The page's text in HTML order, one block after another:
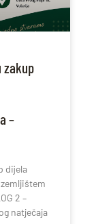
zakup
–
dijela
2 –
natječaja